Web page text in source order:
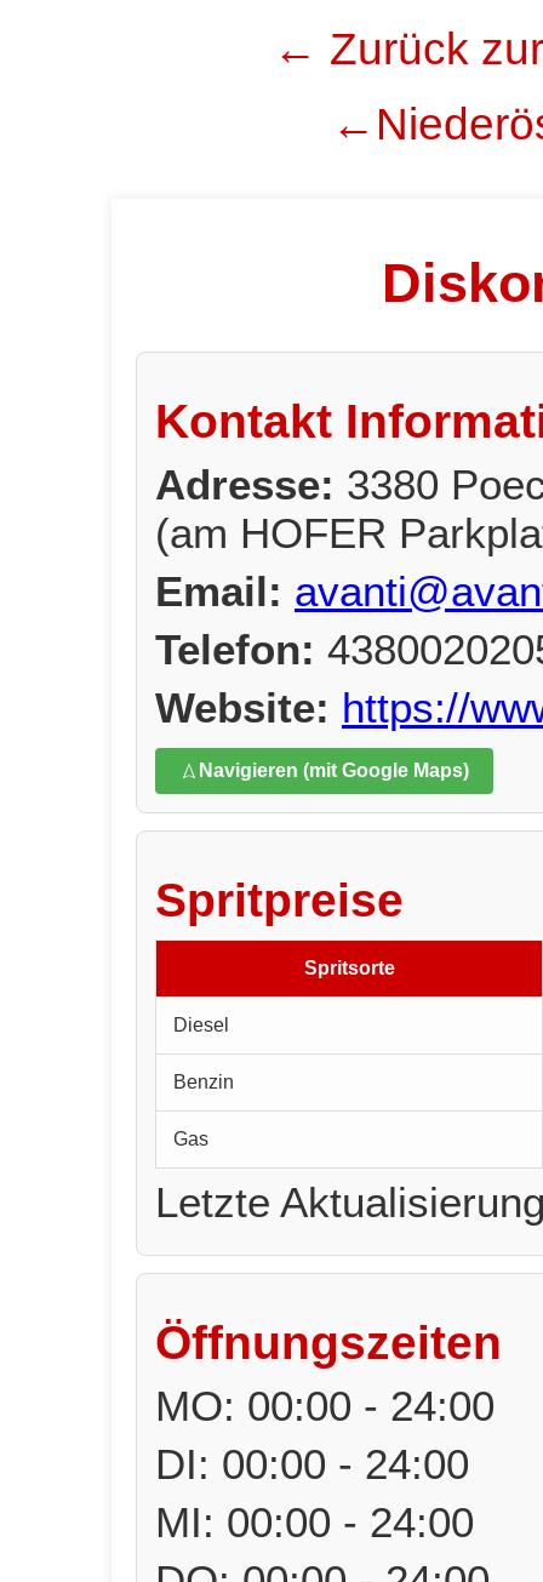
← Zurück
Kontakt
Adresse: 3380
(am HOFER
Email:
Telefon:
Website: https://
Navigieren (mit Google Maps)
Spritpreise
Spritsorte
Diesel
Benzin
Gas
Letzte
Öffnungszeiten
MO: 00:00 - 24:00
DI: 00:00 - 24:00
MI: 00:00 - 24:00